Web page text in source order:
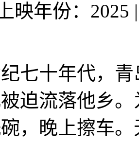
上映年份：2025 |
十年代，青
迫流落他乡
，晚上擦车